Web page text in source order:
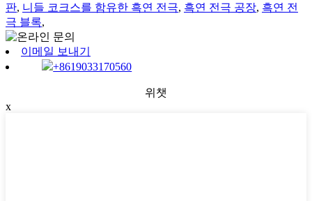
판, 니들 코크스를 함유한 흑연 전극, 흑연 전극 공장, 흑연 전
극 블록,
이메일 보내기
+8619033170560
위챗
x